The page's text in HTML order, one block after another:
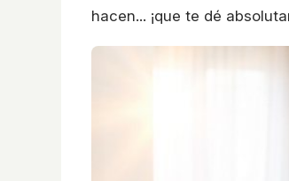
hacen... ¡que te dé